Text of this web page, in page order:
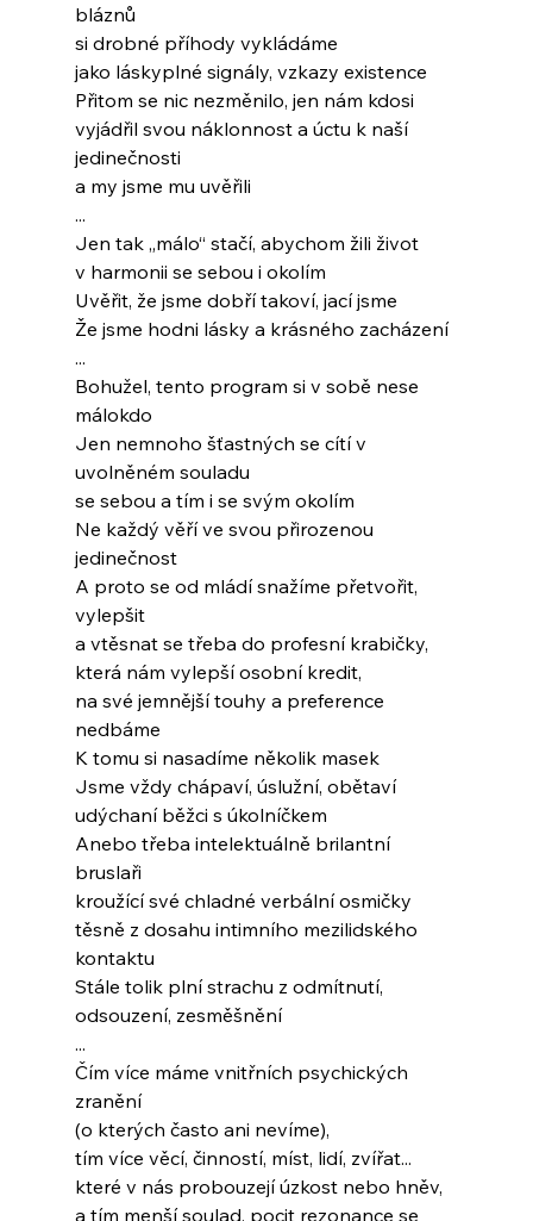
bláznů
si drobné příhody vykládáme
jako láskyplné signály, vzkazy existence
Přitom se nic nezměnilo, jen nám kdosi
vyjádřil svou náklonnost a úctu k naší
jedinečnosti
a my jsme mu uvěřili
...
Jen tak „málo“ stačí, abychom žili život
v harmonii se sebou i okolím
Uvěřit, že jsme dobří takoví, jací jsme
Že jsme hodni lásky a krásného zacházení
...
Bohužel, tento program si v sobě nese
málokdo
Jen nemnoho šťastných se cítí v
uvolněném souladu
se sebou a tím i se svým okolím
Ne každý věří ve svou přirozenou
jedinečnost
A proto se od mládí snažíme přetvořit,
vylepšit
a vtěsnat se třeba do profesní krabičky,
která nám vylepší osobní kredit,
na své jemnější touhy a preference
nedbáme
K tomu si nasadíme několik masek
Jsme vždy chápaví, úslužní, obětaví
udýchaní běžci s úkolníčkem
Anebo třeba intelektuálně brilantní
bruslaři
kroužící své chladné verbální osmičky
těsně z dosahu intimního mezilidského
kontaktu
Stále tolik plní strachu z odmítnutí,
odsouzení, zesměšnění
...
Čím více máme vnitřních psychických
zranění
(o kterých často ani nevíme),
tím více věcí, činností, míst, lidí, zvířat...
které v nás probouzejí úzkost nebo hněv,
a tím menší soulad, pocit rezonance se